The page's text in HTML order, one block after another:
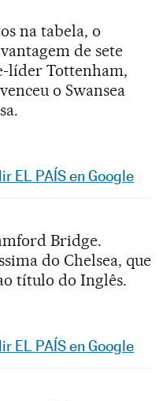
na tabela, o
de sete
líder Tottenham,
o Swansea
Twitter
Redes Sociales
EL PAÍS en Google
Bridge.
do Chelsea, que
título do Inglês.
Twitter
Redes Sociales
EL PAÍS en Google